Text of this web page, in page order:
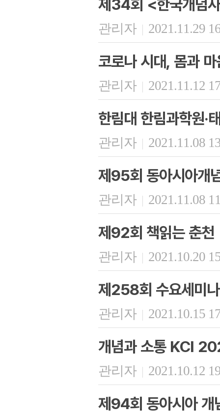
관리자 | 2021.11.29
코로나 시대, 몸과
관리자 | 2021.11.12
한림대 한림과학원·
관리자 | 2021.11.08
제95회 동아시아개
관리자 | 2021.11.08
제92회 책읽는 춘천
관리자 | 2021.10.20
제258회 수요세미나
관리자 | 2021.10.15
개념과 소통 KCI
관리자 | 2021.10.12
제94회 동아시아 개